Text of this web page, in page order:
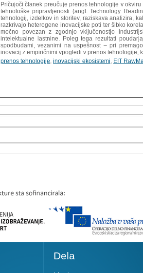
Pričujoči članek preučuje prenos tehnologije v
tehnološke pripravljenosti (angl. Technology
tehnologij, izdelkov in storitev, raziskava analizira,
razkrivajo heterogene inovacijske poti ter šibko
močno povezan z zgodnjo vključenostjo
intelektualne lastnine. Poleg tega rezultati
spodbudami, vezanimi na uspešnost – pri
inovacij z empiričnimi vpogledi v prenos tehnologije,
prenos tehnologije, inovacijski ekosistemi, EIT
Dela